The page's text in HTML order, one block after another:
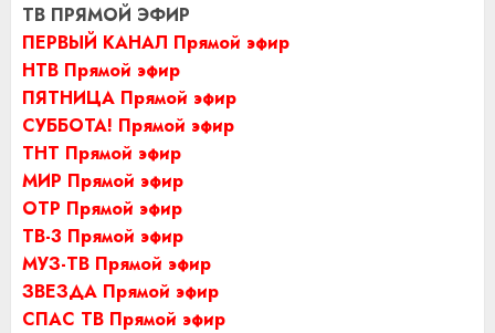
ТВ ПРЯМОЙ ЭФИР
ПЕРВЫЙ КАНАЛ Прямой эфир
НТВ Прямой эфир
ПЯТНИЦА Прямой эфир
СУББОТА! Прямой эфир
ТНТ Прямой эфир
МИР Прямой эфир
ОТР Прямой эфир
ТВ-3 Прямой эфир
МУЗ-ТВ Прямой эфир
ЗВЕЗДА Прямой эфир
СПАС ТВ Прямой эфир